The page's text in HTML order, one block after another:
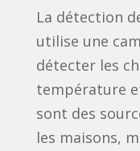
La détection
utilise une
détecter les
température
sont des
les maisons,